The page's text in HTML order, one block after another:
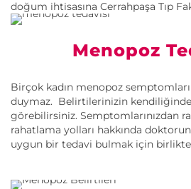
doğum ihtisasına Cerrahpaşa Tıp
Menopoz
Birçok kadın menopoz
duymaz. Belirtilerinizin
görebilirsiniz. Semptomlarınızdan
rahatlama yolları hakkında
uygun bir tedavi bulmak için birlikte